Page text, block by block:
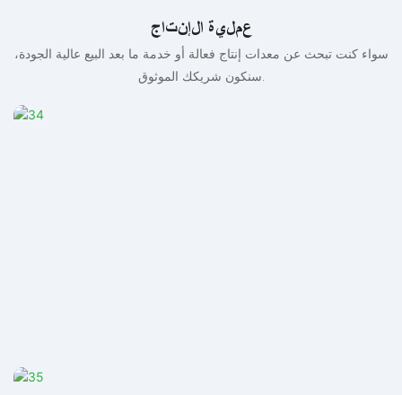
عملية الإنتاج
سواء كنت تبحث عن معدات إنتاج فعالة أو خدمة ما بعد البيع عالية الجودة،
سنكون شريكك الموثوق.